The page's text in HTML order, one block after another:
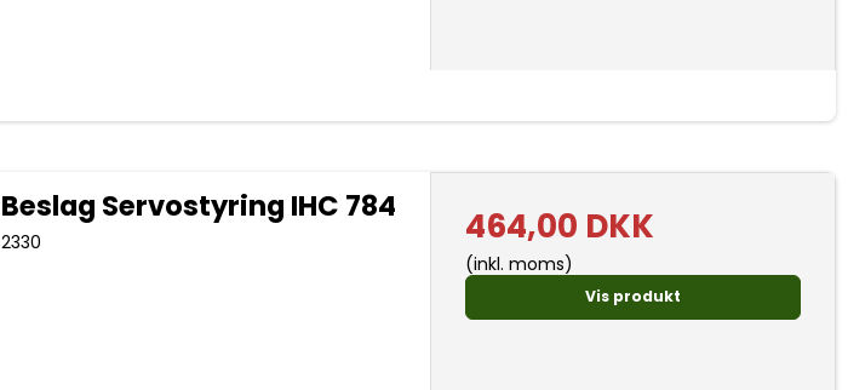
Beslag Servostyring IHC 784
2330 464,00 DKK
(inkl. moms)
Vis produkt